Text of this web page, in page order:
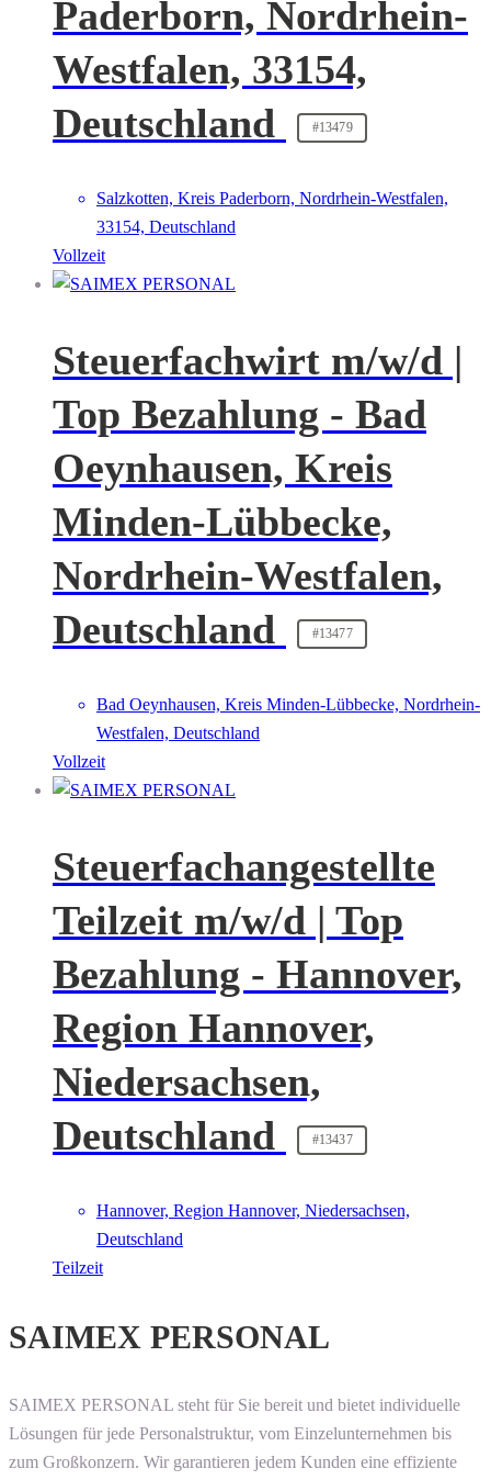
Paderborn, Nordrhein-
Westfalen, 33154,
Deutschland
#13479
Salzkotten, Kreis Paderborn, Nordrhein-Westfalen,
33154, Deutschland
Vollzeit
Steuerfachwirt m/w/d |
Top Bezahlung - Bad
Oeynhausen, Kreis
Minden-Lübbecke,
Nordrhein-Westfalen,
Deutschland
#13477
Bad Oeynhausen, Kreis Minden-Lübbecke, Nordrhein-
Westfalen, Deutschland
Vollzeit
Steuerfachangestellte
Teilzeit m/w/d | Top
Bezahlung - Hannover,
Region Hannover,
Niedersachsen,
Deutschland
#13437
Hannover, Region Hannover, Niedersachsen,
Deutschland
Teilzeit
SAIMEX PERSONAL
SAIMEX PERSONAL steht für Sie bereit und bietet individuelle
Lösungen für jede Personalstruktur, vom Einzelunternehmen bis
zum Großkonzern. Wir garantieren jedem Kunden eine effiziente